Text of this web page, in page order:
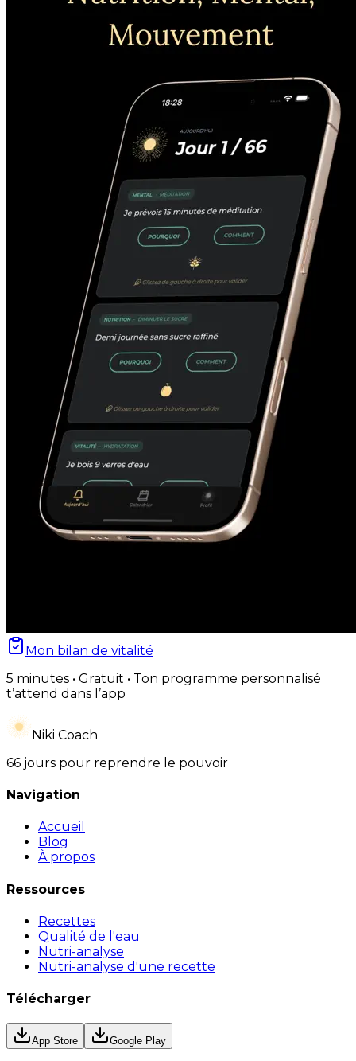
Mon bilan de vitalité
5 minutes • Gratuit • Ton programme personnalisé
t’attend dans l’app
Niki Coach
66 jours pour reprendre le pouvoir
Navigation
Accueil
Blog
À propos
Ressources
Recettes
Qualité de l'eau
Nutri-analyse
Nutri-analyse d'une recette
Télécharger
App Store Google Play